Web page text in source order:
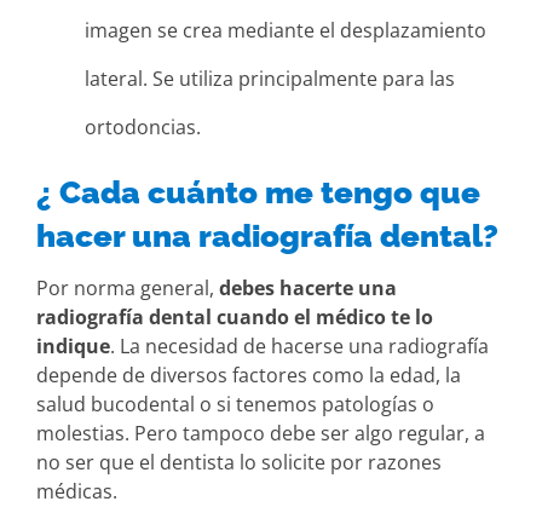
imagen se crea mediante el desplazamiento
lateral. Se utiliza principalmente para las
ortodoncias.
¿ Cada cuánto me tengo que
hacer una radiografía dental?
Por norma general, debes hacerte una
radiografía dental cuando el médico te lo
indique. La necesidad de hacerse una radiografía
depende de diversos factores como la edad, la
salud bucodental o si tenemos patologías o
molestias. Pero tampoco debe ser algo regular, a
no ser que el dentista lo solicite por razones
médicas.